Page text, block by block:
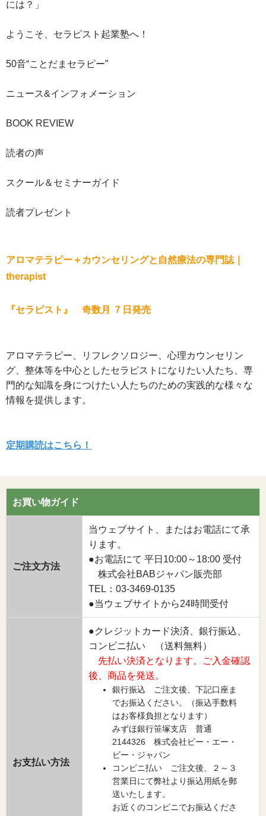
には？」
ようこそ、セラピスト起業塾へ！
50音“ことだまセラピー”
ニュース&インフォメーション
BOOK REVIEW
読者の声
スクール＆セミナーガイド
読者プレゼント
アロマテラピー＋カウンセリングと自然療法の専門誌｜
therapist
『セラピスト』 奇数月 ７日発売
アロマテラピー、リフレクソロジー、心理カウンセリン
グ、整体等を中心としたセラピストになりたい人たち、専
門的な知識を身につけたい人たちのための実践的な様々な
情報を提供します。
定期購読はこちら！
お買い物ガイド
ご注文方法
当ウェブサイト、またはお電話にて承
ります。
●お電話にて 平日10:00～18:00 受付
株式会社BABジャパン販売部
TEL：03-3469-0135
●当ウェブサイトから24時間受付
お支払い方法
●クレジットカード決済、銀行振込、
コンビニ払い （送料無料）
先払い決済となります。ご入金確認
後、商品を発送。
銀行振込 ご注文後、下記口座ま
でお振込ください。（振込手数料
はお客様負担となります）
みずほ銀行笹塚支店 普通
2144326 株式会社ビー・エー・
ビー・ジャパン
コンビニ払い ご注文後、２～３
営業日にて弊社より振込用紙を郵
送いたします。
お近くのコンビニでお振込くださ